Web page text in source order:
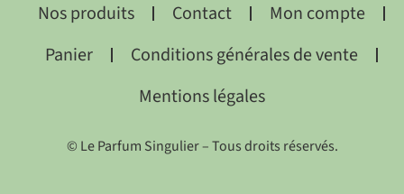
Nos produits
Contact
Mon compte
Panier
Conditions générales de vente
Mentions légales
© Le Parfum Singulier – Tous droits réservés.